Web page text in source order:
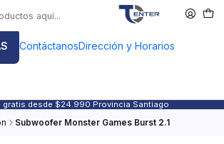
ContáctanosDirección y Horarios
gratis desde $24.990 Provincia Santiago
Subwoofer Monster Games Burst 2.1